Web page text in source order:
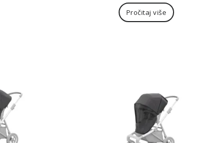
Pročitaj više